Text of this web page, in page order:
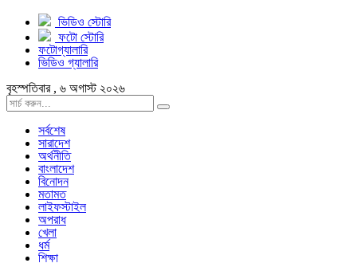
ভিডিও স্টোরি
ফটো স্টোরি
ফটোগ্যালারি
ভিডিও গ্যালারি
বৃহস্পতিবার , ৬ অগাস্ট ২০২৬
সর্বশেষ
সারাদেশ
অর্থনীতি
বাংলাদেশ
বিনোদন
মতামত
লাইফস্টাইল
অপরাধ
খেলা
ধর্ম
শিক্ষা